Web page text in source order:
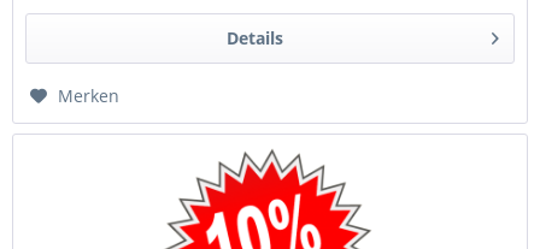
Details
Merken